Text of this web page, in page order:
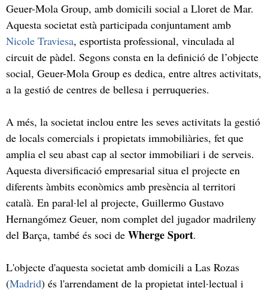
Geuer-Mola Group, amb domicili social a Lloret de Mar.
Aquesta societat està participada conjuntament amb
Nicole Traviesa, esportista professional, vinculada al
circuit de pàdel. Segons consta en la definició de l’objecte
social, Geuer-Mola Group es dedica, entre altres activitats,
a la gestió de centres de bellesa i perruqueries.
A més, la societat inclou entre les seves activitats la gestió
de locals comercials i propietats immobiliàries, fet que
amplia el seu abast cap al sector immobiliari i de serveis.
Aquesta diversificació empresarial situa el projecte en
diferents àmbits econòmics amb presència al territori
català. En paral·lel al projecte, Guillermo Gustavo
Hernangómez Geuer, nom complet del jugador madrileny
del Barça, també és soci de Wherge Sport.
L'objecte d'aquesta societat amb domicili a Las Rozas
(Madrid) és l'arrendament de la propietat intel·lectual i